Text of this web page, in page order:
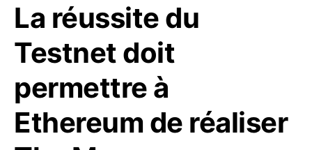
La réussite du
Testnet doit
permettre à
Ethereum de réaliser